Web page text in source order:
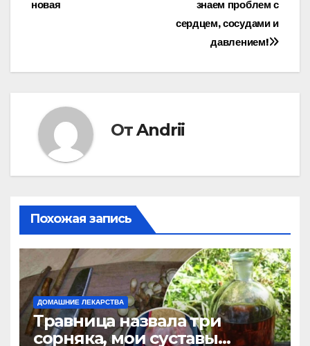
знаем проблем с
сердцем, сосудами и
давлением!
новая
ОтAndrii
Похожая запись
ДОМАШНИЕ ЛЕКАРСТВА
Травница назвала три
сорняка, мои суставы